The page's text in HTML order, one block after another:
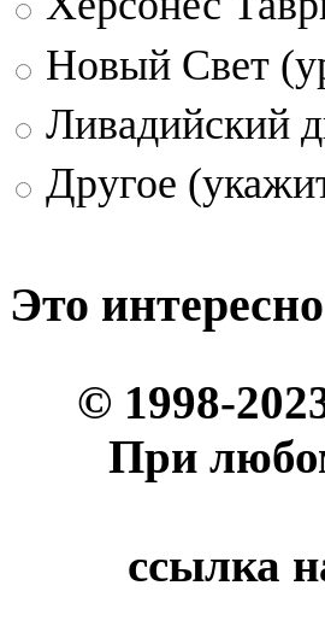
Новый Свет
Ливадийский
Другое
Это
© 1998-
При
ссылка